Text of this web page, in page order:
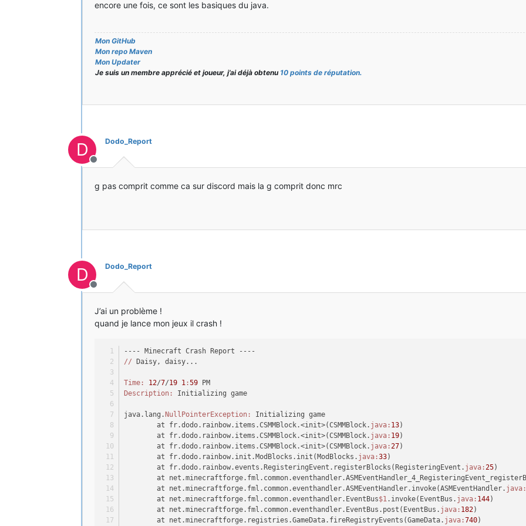
    }
            registerModel(b);
    {
        rb.setRegistryName(block.getRegistryName());
    }
}
encore une fois, ce sont les basiques du java.
Mon GitHub
Mon repo Maven
Mon Updater
Je suis un membre apprécié et joueur, j’ai déjà obtenu 10 points de réputation.
D
Hors-ligne
Dodo_Report
g pas comprit comme ca sur discord mais la g comprit donc mrc
D
Hors-ligne
Dodo_Report
J’ai un problème !
quand je lance mon jeux il crash !
---- Minecraft Crash Report ----
// Daisy, daisy...
Time: 12/7/19 1 :59 PM
Description:
Initializing game
java.lang. NullPointerException:
Initializing game
	at fr.dodo.rainbow.items.CSMMBlock.<init>(CSMMBlock.
java: 13)
	at fr.dodo.rainbow.items.CSMMBlock.<init>(CSMMBlock.
java: 19)
	at fr.dodo.rainbow.items.CSMMBlock.<init>(CSMMBlock.
java:27)
	at fr.dodo.rainbow.init.ModBlocks.init(ModBlocks.
java:33)
	at fr.dodo.rainbow.events.RegisteringEvent.registerBlocks(RegisteringEvent.
java:25)
at
	at net.minecraftforge.fml.common.eventhandler.ASMEventHandler.invoke(ASMEventHandler.
	at net.minecraftforge.fml.common.eventhandler.EventBus
$1.invoke(EventBus. java: 144)
	at net.minecraftforge.fml.common.eventhandler.EventBus.post(EventBus.
java: 182)
	at net.minecraftforge.registries.GameData.fireRegistryEvents(GameData.
java:740)